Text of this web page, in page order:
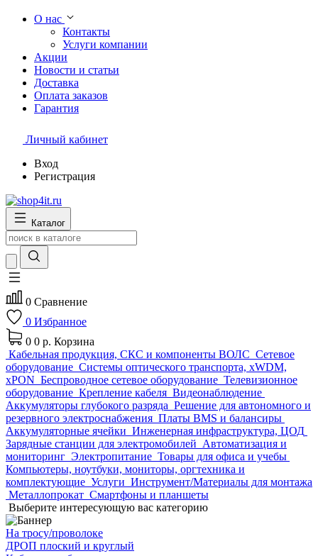
О нас
Контакты
Услуги компании
Акции
Новости и статьи
Доставка
Оплата заказов
Гарантия
Личный кабинет
Вход
Регистрация
Каталог
0 Сравнение
0 Избранное
0 0 р. Корзина
Кабельная продукция, СКС и компоненты ВОЛС Сетевое
оборудование Системы оптического транспорта, xWDM,
xPON Беспроводное сетевое оборудование Телевизионное
оборудование Крепление кабеля Видеонаблюдение
Аккумуляторы глубокого разряда Решение для автономного и
резервного электроснабжения Платы BMS и балансиры
Аккумуляторные ячейки Инженерная инфраструктура, ЦОД
Зарядные станции для электромобилей Автоматизация и
мониторинг Электропитание Товары для офиса и учебы
Компьютеры, ноутбуки, мониторы, оргтехника и
комплектующие Услуги Инструмент/Материалы для монтажа
Металлопрокат Смартфоны и планшеты
Выберите интересующую вас категорию
На тросу/проволоке
ДРОП плоский и круглый